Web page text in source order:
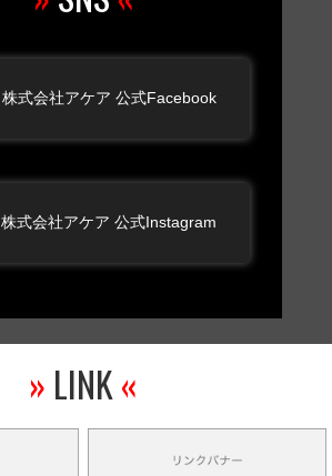
株式会社アケア 公式Facebook
株式会社アケア 公式Instagram
» LINK«